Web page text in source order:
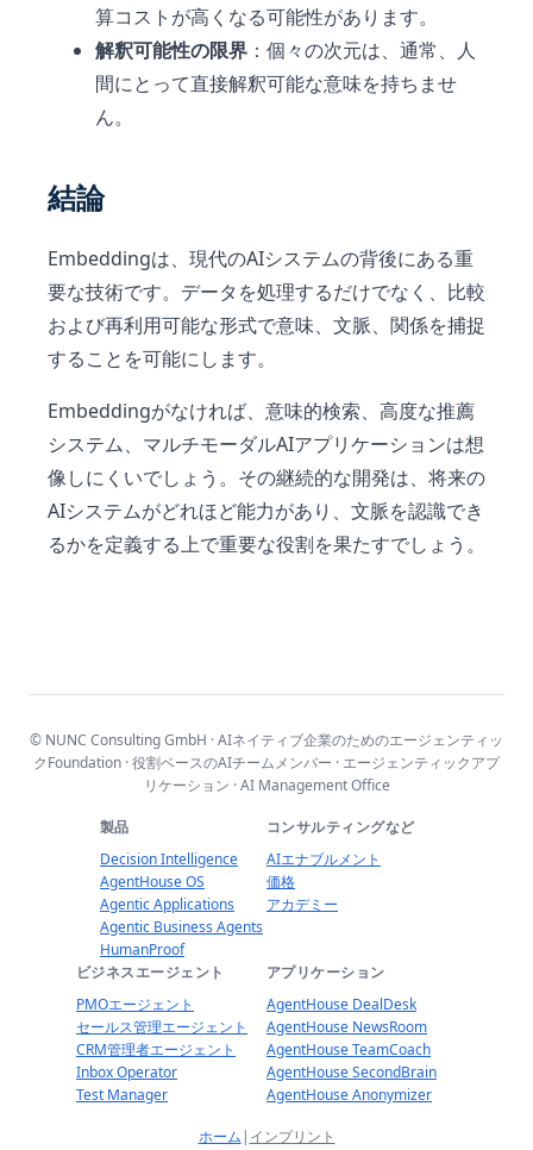
算コストが高くなる可能性があります。
解釈可能性の限界 ：個々の次元は、通常、人
間にとって直接解釈可能な意味を持ちませ
ん。
結論
Embeddingは、現代のAIシステムの背後にある重
要な技術です。データを処理するだけでなく、比較
および再利用可能な形式で意味、文脈、関係を捕捉
することを可能にします。
Embeddingがなければ、意味的検索、高度な推薦
システム、マルチモーダルAIアプリケーションは想
像しにくいでしょう。その継続的な開発は、将来の
AIシステムがどれほど能力があり、文脈を認識でき
るかを定義する上で重要な役割を果たすでしょう。
© NUNC Consulting GmbH · AIネイティブ企業のためのエージェンティッ
クFoundation · 役割ベースのAIチームメンバー · エージェンティックアプ
リケーション · AI Management Office
製品
Decision Intelligence
AgentHouse OS
Agentic Applications
Agentic Business Agents
HumanProof
コンサルティングなど
AIエナブルメント
価格
アカデミー
ビジネスエージェント
PMOエージェント
セールス管理エージェント
CRM管理者エージェント
Inbox Operator
Test Manager
アプリケーション
AgentHouse DealDesk
AgentHouse NewsRoom
AgentHouse TeamCoach
AgentHouse SecondBrain
AgentHouse Anonymizer
ホーム | インプリント